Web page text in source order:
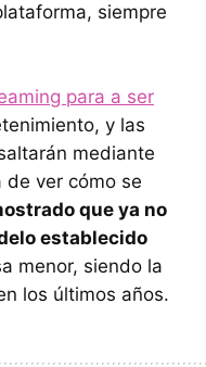
siempre
para a ser
y las
mediante
de ver cómo se
que ya no
establecido
menor, siendo la
los últimos años.